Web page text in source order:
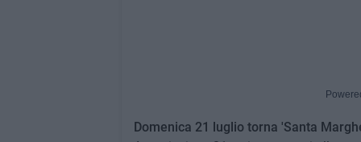
Domenica 21 luglio torna 'Santa